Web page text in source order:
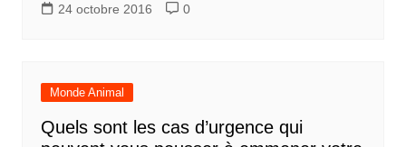
24 octobre 2016 0
Monde Animal
Quels sont les cas d’urgence qui